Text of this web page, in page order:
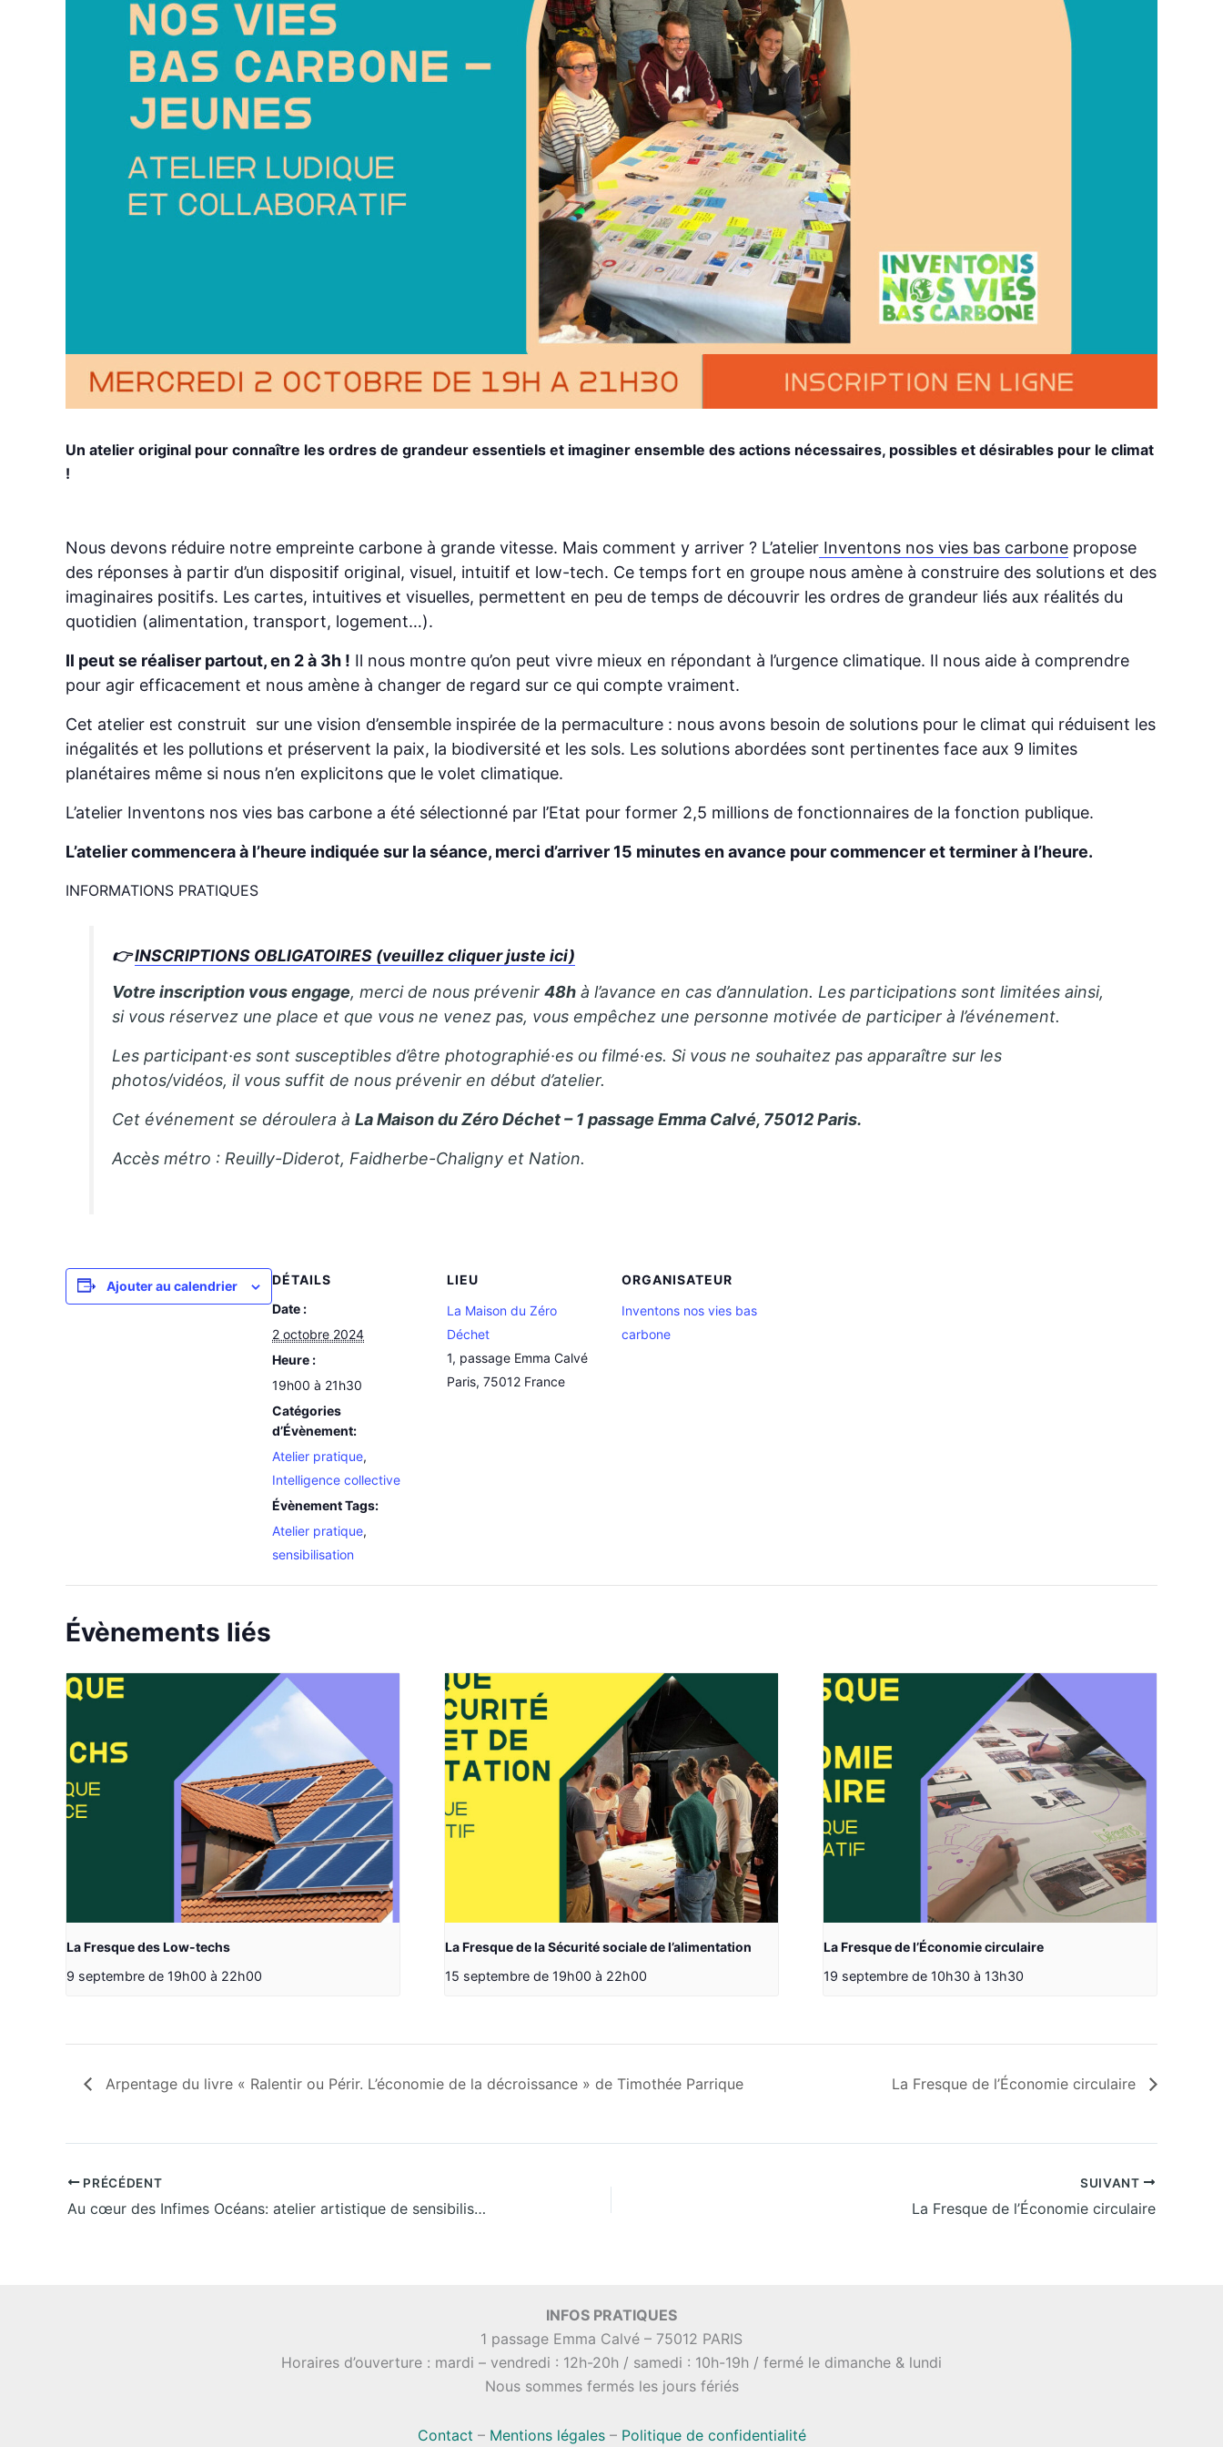
Un atelier original pour connaître les ordres de grandeur essentiels et imaginer ensemble des actions nécessaires, possibles et désirables pour le climat
!
Nous devons réduire notre empreinte carbone à grande vitesse. Mais comment y arriver ? L’atelier Inventons nos vies bas carbone propose
des réponses à partir d’un dispositif original, visuel, intuitif et low-tech. Ce temps fort en groupe nous amène à construire des solutions et des
imaginaires positifs. Les cartes, intuitives et visuelles, permettent en peu de temps de découvrir les ordres de grandeur liés aux réalités du
quotidien (alimentation, transport, logement…).
Il peut se réaliser partout, en 2 à 3h ! Il nous montre qu’on peut vivre mieux en répondant à l’urgence climatique. Il nous aide à comprendre
pour agir efficacement et nous amène à changer de regard sur ce qui compte vraiment.
Cet atelier est construit sur une vision d’ensemble inspirée de la permaculture : nous avons besoin de solutions pour le climat qui réduisent les
inégalités et les pollutions et préservent la paix, la biodiversité et les sols. Les solutions abordées sont pertinentes face aux 9 limites
planétaires même si nous n’en explicitons que le volet climatique.
L’atelier Inventons nos vies bas carbone a été sélectionné par l’Etat pour former 2,5 millions de fonctionnaires de la fonction publique.
L’atelier commencera à l’heure indiquée sur la séance, merci d’arriver 15 minutes en avance pour commencer et terminer à l’heure.
INFORMATIONS PRATIQUES
👉INSCRIPTIONS OBLIGATOIRES (veuillez cliquer juste ici)
Votre inscription vous engage, merci de nous prévenir48h à l’avance en cas d’annulation. Les participations sont limitées ainsi,
si vous réservez une place et que vous ne venez pas, vous empêchez une personne motivée de participer à l’événement.
Les participant·es sont susceptibles d’être photographié·es ou filmé·es. Si vous ne souhaitez pas apparaître sur les
photos/vidéos, il vous suffit de nous prévenir en début d’atelier.
Cet événement se déroulera àLa Maison du Zéro Déchet – 1 passage Emma Calvé, 75012 Paris.
Accès métro : Reuilly-Diderot, Faidherbe-Chaligny et Nation.
Ajouter au calendrier
DÉTAILS
Date :
2 octobre 2024
Heure :
19h00 à 21h30
Catégories
d’Évènement:
Atelier pratique,
Intelligence collective
Évènement Tags:
Atelier pratique,
sensibilisation
LIEU
La Maison du Zéro
Déchet
1, passage Emma Calvé
Paris, 75012 France
ORGANISATEUR
Inventons nos vies bas
carbone
Évènements liés
La Fresque des Low-techs
9 septembre de 19h00 à 22h00
La Fresque de la Sécurité sociale de l’alimentation
15 septembre de 19h00 à 22h00
La Fresque de l’Économie circulaire
19 septembre de 10h30 à 13h30
Arpentage du livre « Ralentir ou Périr. L’économie de la décroissance » de Timothée Parrique La Fresque de l’Économie circulaire
PRÉCÉDENT
Au cœur des Infimes Océans: atelier artistique de sensibilisation à l’écologie marine
SUIVANT
La Fresque de l’Économie circulaire
INFOS PRATIQUES
1 passage Emma Calvé – 75012 PARIS
Horaires d’ouverture : mardi – vendredi : 12h-20h / samedi : 10h-19h / fermé le dimanche & lundi
Nous sommes fermés les jours fériés
Contact – Mentions légales– Politique de confidentialité